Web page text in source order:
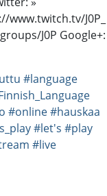
J0P_
J0P Google+:
#language
#online#hauskaa
#let's #play
#live